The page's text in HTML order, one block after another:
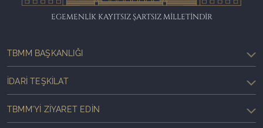
EGEMENLİK KAYITSIZ ŞARTSIZ MİLLETİNDİR
TBMM BAŞKANLIĞI
İDARI TEŞKILAT
TBMM'YI ZIYARET EDIN